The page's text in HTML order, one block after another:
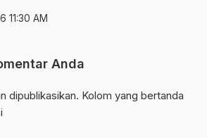
11:30 AM
Anda
dipublikasikan. Kolom yang bertanda